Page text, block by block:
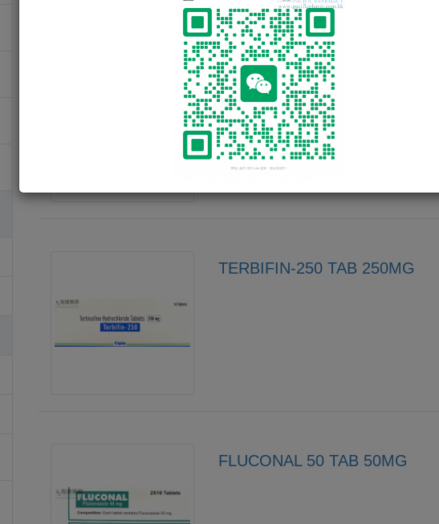
LAMIFINE TAB 250MG
Lamifine對於皮膚、頭髮及指甲具強效抗真
(Dermatophytes)， Epidermophyton
珠菌類之酵母菌及皮屑芽胞菌(Malassezia)
(Onychomycosis)或稱灰甲。 -頭癬(Tinea
治療無效的皮膚真菌感染。
TERBIFIN-250 TAB 250MG
FLUCONAL 50 TAB 50MG